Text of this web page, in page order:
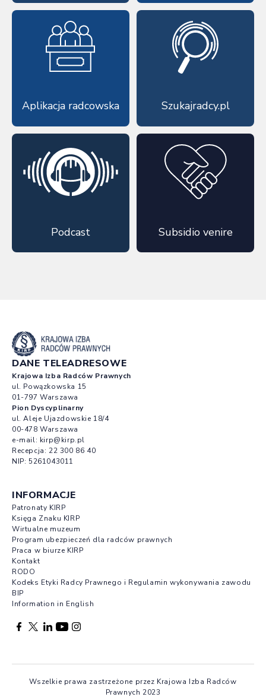
Aplikacja radcowska Szukajradcy.pl
Podcast Subsidio venire
DANE TELEADRESOWE
Krajowa Izba Radców Prawnych
ul. Powązkowska 15
01-797 Warszawa
Pion Dyscyplinarny
ul. Aleje Ujazdowskie 18/4
00-478 Warszawa
e-mail: kirp@kirp.pl
Recepcja: 22 300 86 40
NIP: 5261043011
INFORMACJE
Patronaty KIRP
Księga Znaku KIRP
Wirtualne muzeum
Program ubezpieczeń dla radców prawnych
Praca w biurze KIRP
Kontakt
RODO
Kodeks Etyki Radcy Prawnego i Regulamin wykonywania zawodu
BIP
Information in English
Facebook otwierany w nowej karcie
Profil X otwierany w nowej karcie
Profil LinkedIn otwierany w nowej karcie
Profil YouTube otwierany w nowej karcie
Profil Instagram otwierany w nowej karcie
Wszelkie prawa zastrzeżone przez Krajowa Izba Radców
Prawnych 2023